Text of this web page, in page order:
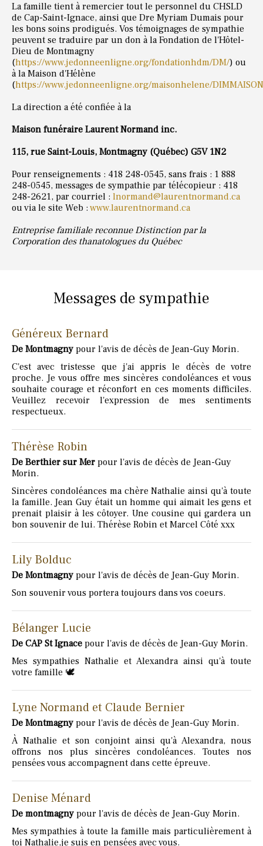
La famille tient à remercier tout le personnel du CHSLD
de Cap-Saint-Ignace, ainsi que Dre Myriam Dumais pour
les bons soins prodigués. Vos témoignages de sympathie
peuvent se traduire par un don à la Fondation de l'Hôtel-
Dieu de Montmagny
(https://www.jedonneenligne.org/fondationhdm/DM/) ou
à la Maison d'Hélène
(https://www.jedonneenligne.org/maisonhelene/
La direction a été confiée à la
Maison funéraire Laurent Normand inc.
115, rue Saint-Louis, Montmagny (Québec) G5V 1N2
Pour renseignements : 418 248-0545, sans frais : 1 888
248-0545, messages de sympathie par télécopieur : 418
248-2621, par courriel : lnormand@laurentnormand.ca
ou via le site Web : www.laurentnormand.ca
Entreprise familiale reconnue Distinction par la
Corporation des thanatologues du Québec
Messages de sympathie
Généreux Bernard
De Montmagny pour l'avis de décès de Jean-Guy Morin.
C'est avec tristesse que j'ai appris le décès de votre
proche. Je vous offre mes sincères condoléances et vous
souhaite courage et réconfort en ces moments difficiles.
Veuillez recevoir l'expression de mes sentiments
respectueux.
Thérèse Robin
De Berthier sur Mer pour l'avis de décès de Jean-Guy
Morin.
Sincères condoléances ma chère Nathalie ainsi qu'à toute
la famille. Jean Guy était un homme qui aimait les gens et
prenait plaisir à les côtoyer. Une cousine qui gardera un
bon souvenir de lui. Thérèse Robin et Marcel Côté xxx
Lily Bolduc
De Montmagny pour l'avis de décès de Jean-Guy Morin.
Son souvenir vous portera toujours dans vos coeurs.
Bélanger Lucie
De CAP St Ignace pour l'avis de décès de Jean-Guy Morin.
Mes sympathies Nathalie et Alexandra ainsi qu'à toute
votre famille 🕊️
Lyne Normand et Claude Bernier
De Montmagny pour l'avis de décès de Jean-Guy Morin.
À Nathalie et son conjoint ainsi qu'à Alexandra, nous
offrons nos plus sincères condoléances. Toutes nos
pensées vous accompagnent dans cette épreuve.
Denise Ménard
De montmagny pour l'avis de décès de Jean-Guy Morin.
Mes sympathies à toute la famille mais particulièrement à
toi Nathalie,je suis en pensées avec vous.